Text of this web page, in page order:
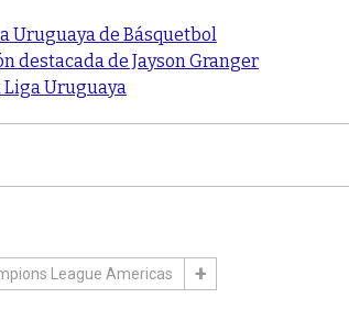
Uruguaya de Básquetbol
destacada de Jayson Granger
Liga Uruguaya
League Americas